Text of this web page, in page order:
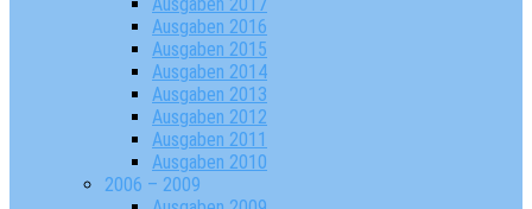
Ausgaben 2016
Ausgaben 2015
Ausgaben 2014
Ausgaben 2013
Ausgaben 2012
Ausgaben 2011
Ausgaben 2010
2006 – 2009